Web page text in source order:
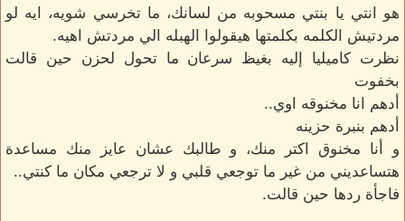
هو انتي يا بنتي مسحوبه من لسانك، ما تخرسي شويه، ايه لو
مردتيش الكلمه بكلمتها هيقولوا الهبله الي مردتش اهيه.
نظرت كاميليا إليه بغيظ سرعان ما تحول لحزن حين قالت
بخفوت
أدهم انا مخنوقه اوي..
أدهم بنبرة حزينه
و أنا مخنوق اكتر منك، و طالبك عشان عايز منك مساعدة
هتساعديني من غير ما توجعي قلبي و لا ترجعي مكان ما كنتي..
فاجأة ردها حين قالت.